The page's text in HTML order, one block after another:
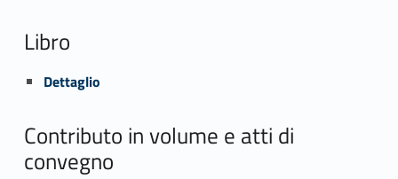
Libro
Link identifier #identifier_person_74026-54
Dettaglio
Contributo in volume e atti di
convegno